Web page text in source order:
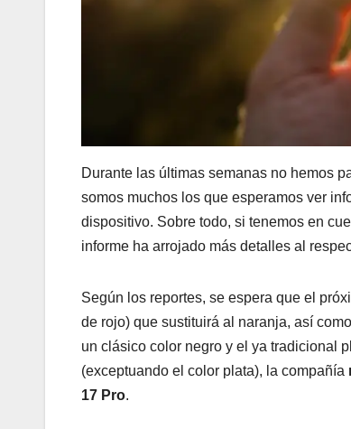
Durante las últimas semanas no hemos
somos muchos los que esperamos ver
dispositivo. Sobre todo, si tenemos en
informe ha arrojado más detalles al
Según los reportes, se espera que el
de rojo) que sustituirá al naranja, así
un clásico color negro y el ya tradicional
(exceptuando el color plata), la compañía
17 Pro.